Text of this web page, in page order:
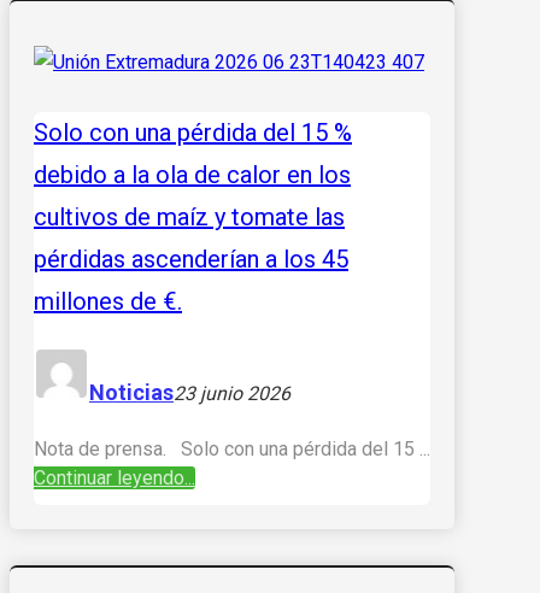
Solo con una pérdida del 15 %
debido a la ola de calor en los
cultivos de maíz y tomate las
pérdidas ascenderían a los 45
millones de €.
Noticias23 junio 2026
Nota de prensa. Solo con una pérdida del 15 ...
Continuar leyendo...